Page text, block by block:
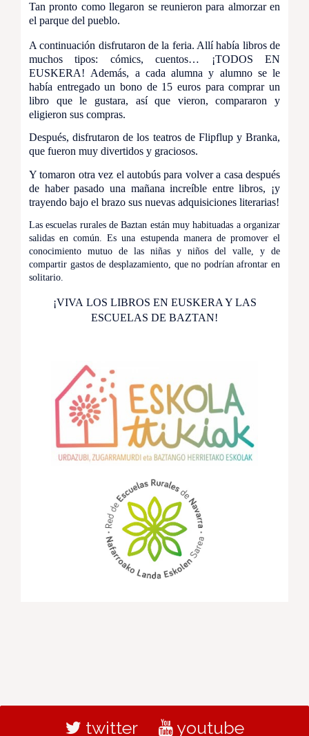
Tan pronto como llegaron se reunieron para almorzar en
el parque del pueblo.
A continuación disfrutaron de la feria. Allí había libros de
muchos tipos: cómics, cuentos… ¡TODOS EN
EUSKERA! Además, a cada alumna y alumno se le
había entregado un bono de 15 euros para comprar un
libro que le gustara, así que vieron, compararon y
eligieron sus compras.
Después, disfrutaron de los teatros de Flipflup y Branka,
que fueron muy divertidos y graciosos.
Y tomaron otra vez el autobús para volver a casa después
de haber pasado una mañana increíble entre libros, ¡y
trayendo bajo el brazo sus nuevas adquisiciones literarias!
Las escuelas rurales de Baztan están muy habituadas a organizar
salidas en común. Es una estupenda manera de promover el
conocimiento mutuo de las niñas y niños del valle, y de
compartir gastos de desplazamiento, que no podrían afrontar en
solitario.
¡VIVA LOS LIBROS EN EUSKERA Y LAS
ESCUELAS DE BAZTAN!
twitter youtube